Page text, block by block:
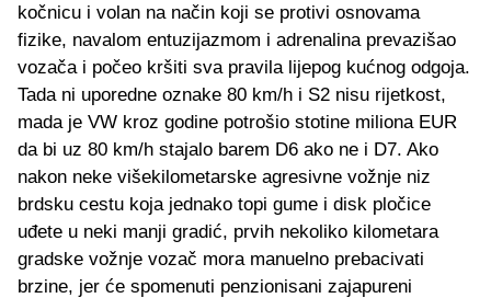
kočnicu i volan na način koji se protivi osnovama
fizike, navalom entuzijazmom i adrenalina prevazišao
vozača i počeo kršiti sva pravila lijepog kućnog odgoja.
Tada ni uporedne oznake 80 km/h i S2 nisu rijetkost,
mada je VW kroz godine potrošio stotine miliona EUR
da bi uz 80 km/h stajalo barem D6 ako ne i D7. Ako
nakon neke višekilometarske agresivne vožnje niz
brdsku cestu koja jednako topi gume i disk pločice
uđete u neki manji gradić, prvih nekoliko kilometara
gradske vožnje vozač mora manuelno prebacivati
brzine, jer će spomenuti penzionisani zajapureni